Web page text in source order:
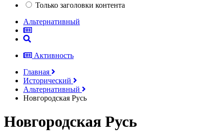
Только заголовки контента
Альтернативный
Активность
Главная
Исторический
Альтернативный
Новгородская Русь
Новгородская Русь